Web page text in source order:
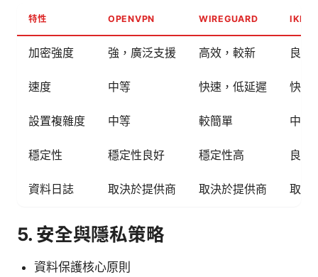
特性 OPENVPN WIREGUARD
加密強度 強，廣泛支援 高效，較新 良好
速度 中等 快速，低延遲 快速
設置複雜度 中等 較簡單 中等
穩定性 穩定性良好 穩定性高 良好
資料日誌 取決於提供商 取決於提供商 取決
5. 安全與隱私策略
資料保護核心原則